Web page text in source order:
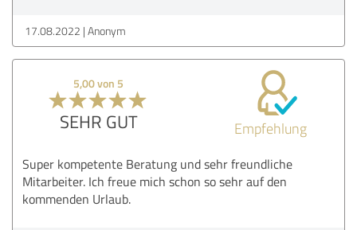
17.08.2022 Anonym
5,00 von 5
SEHR GUT Empfehlung
Super kompetente Beratung und sehr freundliche
Mitarbeiter. Ich freue mich schon so sehr auf den
kommenden Urlaub.